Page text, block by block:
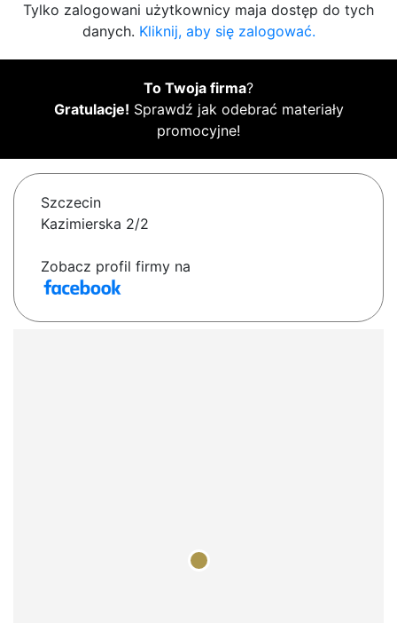
Tylko zalogowani użytkownicy maja dostęp do tych
danych. Kliknij, aby się zalogować.
To Twoja firma?
Gratulacje! Sprawdź jak odebrać materiały
promocyjne!
Szczecin
Kazimierska 2/2
Zobacz profil firmy na